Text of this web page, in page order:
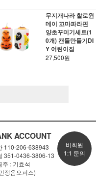
무지개나라 할로윈
데이 꼬마파라핀
양초꾸미기세트(1
0개) 캔들만들기DI
Y 어린이집
27,500원
ACCOUNT
110-206-638943
351-0436-3806-13
주 : 기효석
정음오피스)
비회원
1:1 문의